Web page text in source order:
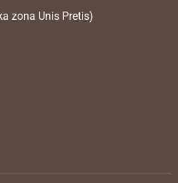
zona Unis Pretis)